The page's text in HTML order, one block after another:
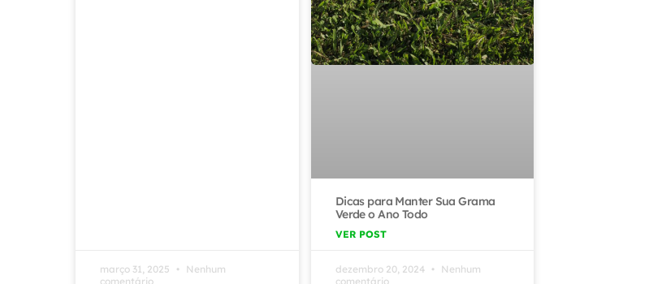
março 31, 2025
Nenhum
comentário
Dicas para Manter Sua Grama
Verde o Ano Todo
VER POST
dezembro 20, 2024
Nenhum
comentário